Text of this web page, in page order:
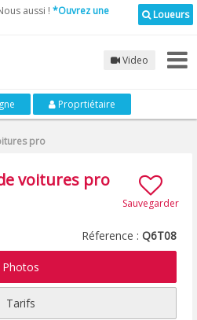
Loueurs
aussi ! *Ouvrez une
Video
Proprtiétaire
pro
Sauvegarder
voitures pro
Réference : Q6T08
Photos
Tarifs